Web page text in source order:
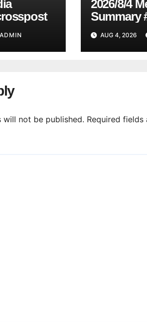
ADMIN
2026/8/4
Summary
AUG 4, 2026
will not be published. Required fields